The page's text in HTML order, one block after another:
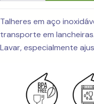
Talheres em aço
transporte em
Lavar, especialmente